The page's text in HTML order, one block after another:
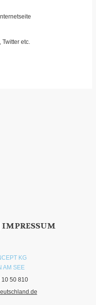
etc.
IMPRESSUM
KG
AM SEE
50 810